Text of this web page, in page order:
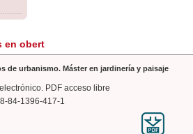
en obert
de urbanismo. Máster en jardinería y paisaje
PDF acceso libre
84-1396-417-1